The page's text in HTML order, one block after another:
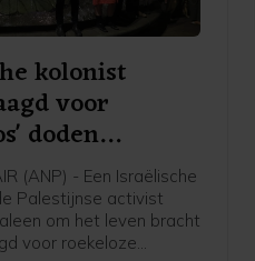
kolonist
voor
doden
(ANP) - Een Israëlische
Palestijnse activist
om het leven bracht
voor roekeloze